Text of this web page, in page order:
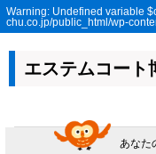
Warning: Undefined variable
chu.co.jp/public_html/wp-
エステムコート
あなた